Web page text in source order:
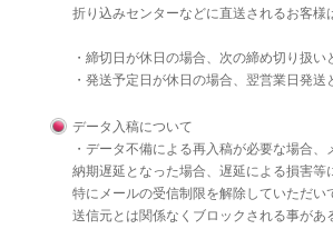
折り込みセンターなどに直送されるお客
・締切日が休日の場合、次の締め切り扱
・発送予定日が休日の場合、翌営業日発
データ入稿について
・データ不備による再入稿が必要な場合
納期遅延となった場合、遅延による損害
特にメールの受信制限を解除していただ
送信元とは関係なくブロックされる事が